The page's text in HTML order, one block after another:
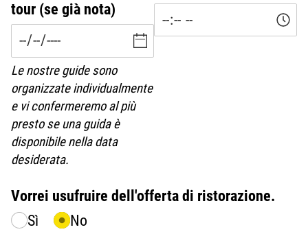
tour (se già nota)
Le nostre guide sono
organizzate individualmente
e vi confermeremo al più
presto se una guida è
disponibile nella data
desiderata.
Vorrei usufruire dell'offerta di ristorazione.
Sì
No